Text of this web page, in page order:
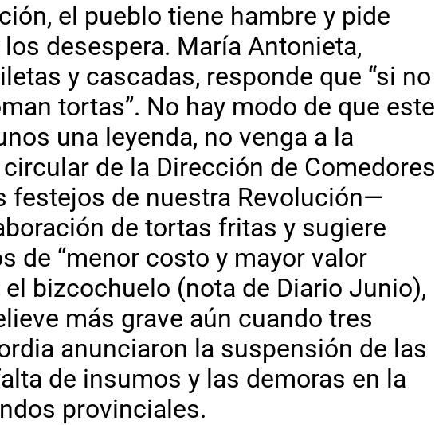
el pueblo tiene hambre y pide
desespera. María Antonieta,
y cascadas, responde que “si no
tortas”. No hay modo de que este
una leyenda, no venga a la
de la Dirección de Comedores
festejos de nuestra Revolución—
de tortas fritas y sugiere
de “menor costo y mayor valor
bizcochuelo (nota de Diario Junio),
más grave aún cuando tres
anunciaron la suspensión de las
de insumos y las demoras en la
provinciales.